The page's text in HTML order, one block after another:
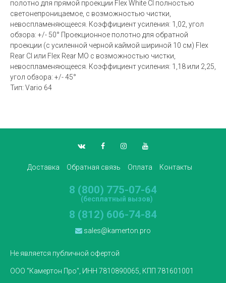
полотно для прямой проекции Flex White CI полностью
светонепроницаемое, с возможностью чистки,
невоспламеняющееся. Коэффициент усиления: 1,02, угол
обзора: +/- 50° Проекционное полотно для обратной
проекции (с усиленной черной каймой шириной 10 см) Flex
Rear CI или Flex Rear MO с возможностью чистки,
невоспламеняющееся. Коэффициент усиления: 1,18 или 2,25,
угол обзора: +/- 45°
Тип: Vario 64
Доставка Обратная связь Оплата Контакты
8 (800) 775-07-64
(бесплатный вызов)
8 (812) 606-74-84
sales@kamerton.pro
Не является публичной офертой
ООО "Камертон Про", ИНН 7810890065, КПП 781601001